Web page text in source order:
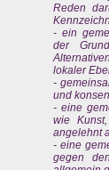
Reden
- ein
der
lokaler
-
und
- eine
wie
angelehnt
- eine
gegen